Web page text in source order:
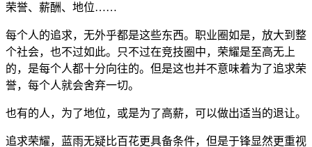
荣誉、薪酬、地位……
每个人的追求，无外乎都是这些东西。职业圈如是，放大到整
个社会，也不过如此。只不过在竞技圈中，荣耀是至高无上
的，是每个人都十分向往的。但是这也并不意味着为了追求荣
誉，每个人就会舍弃一切。
也有的人，为了地位，或是为了高薪，可以做出适当的退让。
追求荣耀，蓝雨无疑比百花更具备条件，但是于锋显然更重视